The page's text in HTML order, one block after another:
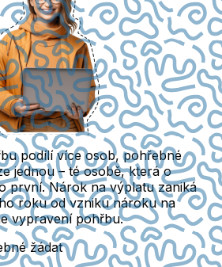
podílí více osob,pohřebné
jednou– té osobě, která o
první.Nárok na výplatu zaniká
rokuod vzniku nároku na
vypravení pohřbu.
žádat